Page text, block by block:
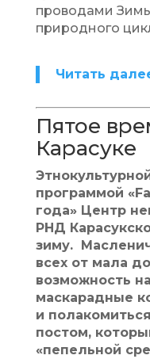
проводами
природного
Читать
Пятое
Карасуке
программой
года» Центр
РНД
зиму.
всех от мала
возможность
маскарадные
и
постом,
«пепельной